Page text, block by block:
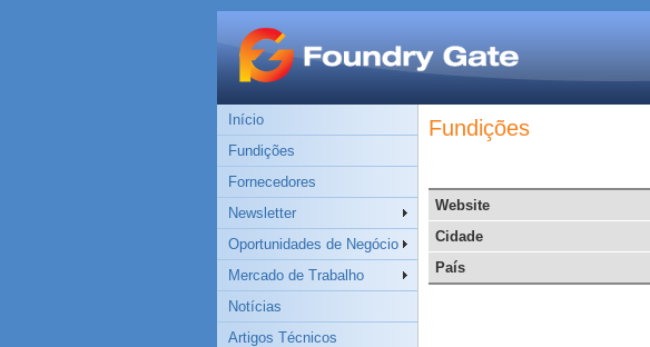
Início
Fundições
Fornecedores
Newsletter
Oportunidades de Negócio
Mercado de Trabalho
Notícias
Artigos Técnicos
Fundições
Website
Cidade
País